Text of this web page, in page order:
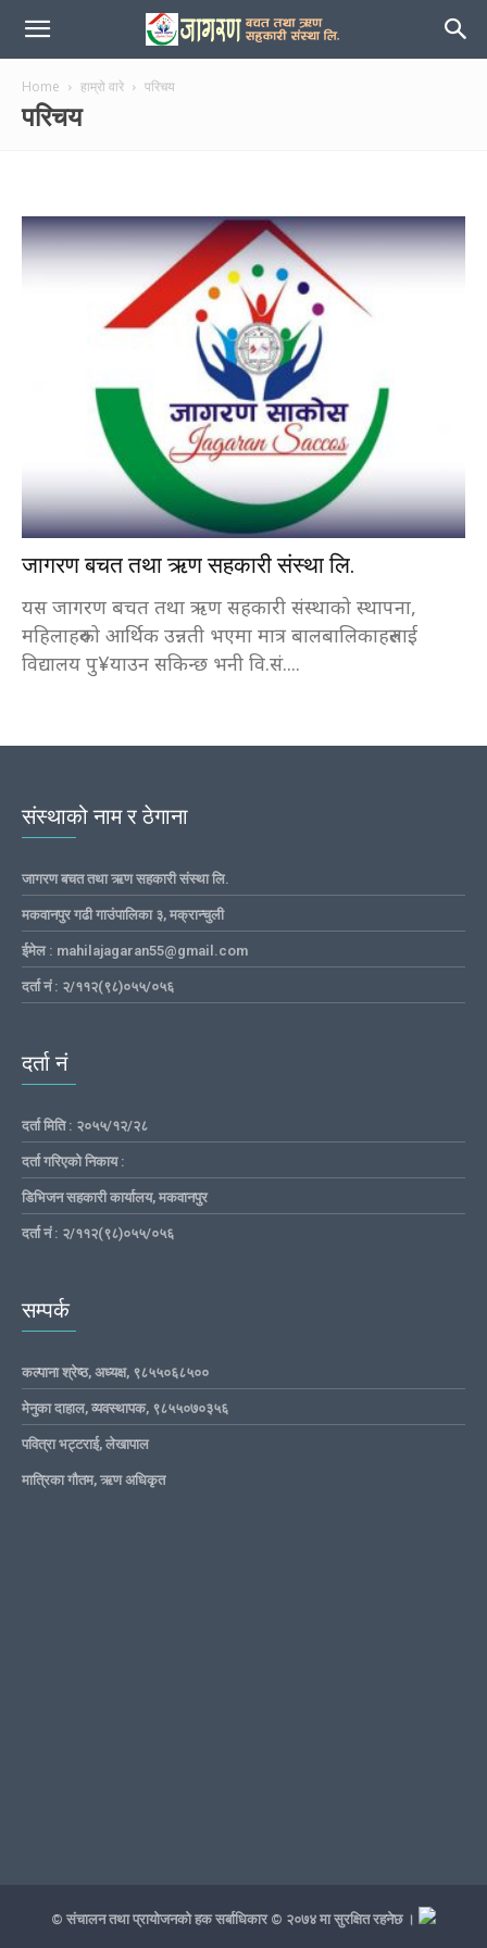
जागरण
Home हाम्रो वारे परिचय
परिचय
जागरण बचत तथा ऋण सहकारी संस्था लि.
यस जागरण बचत तथा ऋण सहकारी संस्थाको स्थापना,
महिलाहरुको आर्थिक उन्नती भएमा मात्र बालबालिकाहरुलाई
विद्यालय पु¥याउन सकिन्छ भनी वि.सं....
संस्थाको नाम र ठेगाना
जागरण बचत तथा ऋण सहकारी संस्था लि.
मकवानपुर गढी गाउंपालिका ३, मक्रान्चुली
ईमेल : mahilajagaran55@gmail.com
दर्ता नं : २/११२(९८)०५५/०५६
दर्ता नं
दर्ता मिति : २०५५/१२/२८
दर्ता गरिएको निकाय :
डिभिजन सहकारी कार्यालय, मकवानपुर
दर्ता नं : २/११२(९८)०५५/०५६
सम्पर्क
कल्पाना श्रेष्ठ, अध्यक्ष, ९८५५०६८५००
मेनुका दाहाल, व्यवस्थापक, ९८५५०७०३५६
पवित्रा भट्टराई, लेखापाल
मात्रिका गौतम, ऋण अधिकृत
© संचालन तथा प्रायोजनको हक सर्बाधिकार © २०७४ मा सुरक्षित रहनेछ ।